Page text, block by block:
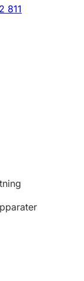
811